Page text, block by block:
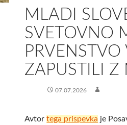
MLADI
SVETOVNO
ZAPUSTILI Z
07.07.2026
Avtortega prispevka je